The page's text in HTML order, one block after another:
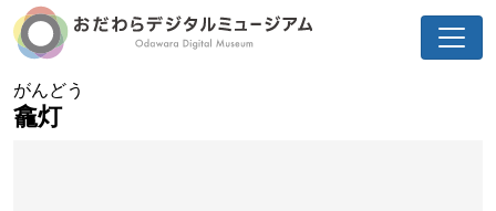
がんどう
龕灯